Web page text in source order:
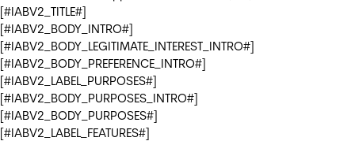
[#IABV2_TITLE#]
[#IABV2_BODY_INTRO#]
[#IABV2_BODY_LEGITIMATE_INTEREST_INTRO#]
[#IABV2_BODY_PREFERENCE_INTRO#]
[#IABV2_LABEL_PURPOSES#]
[#IABV2_BODY_PURPOSES_INTRO#]
[#IABV2_BODY_PURPOSES#]
[#IABV2_LABEL_FEATURES#]